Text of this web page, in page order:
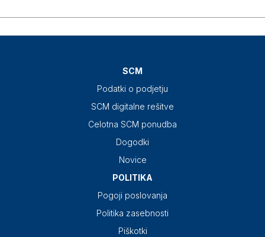
SCM
Podatki o podjetju
SCM digitalne rešitve
Celotna SCM ponudba
Dogodki
Novice
POLITIKA
Pogoji poslovanja
Politika zasebnosti
Piškotki